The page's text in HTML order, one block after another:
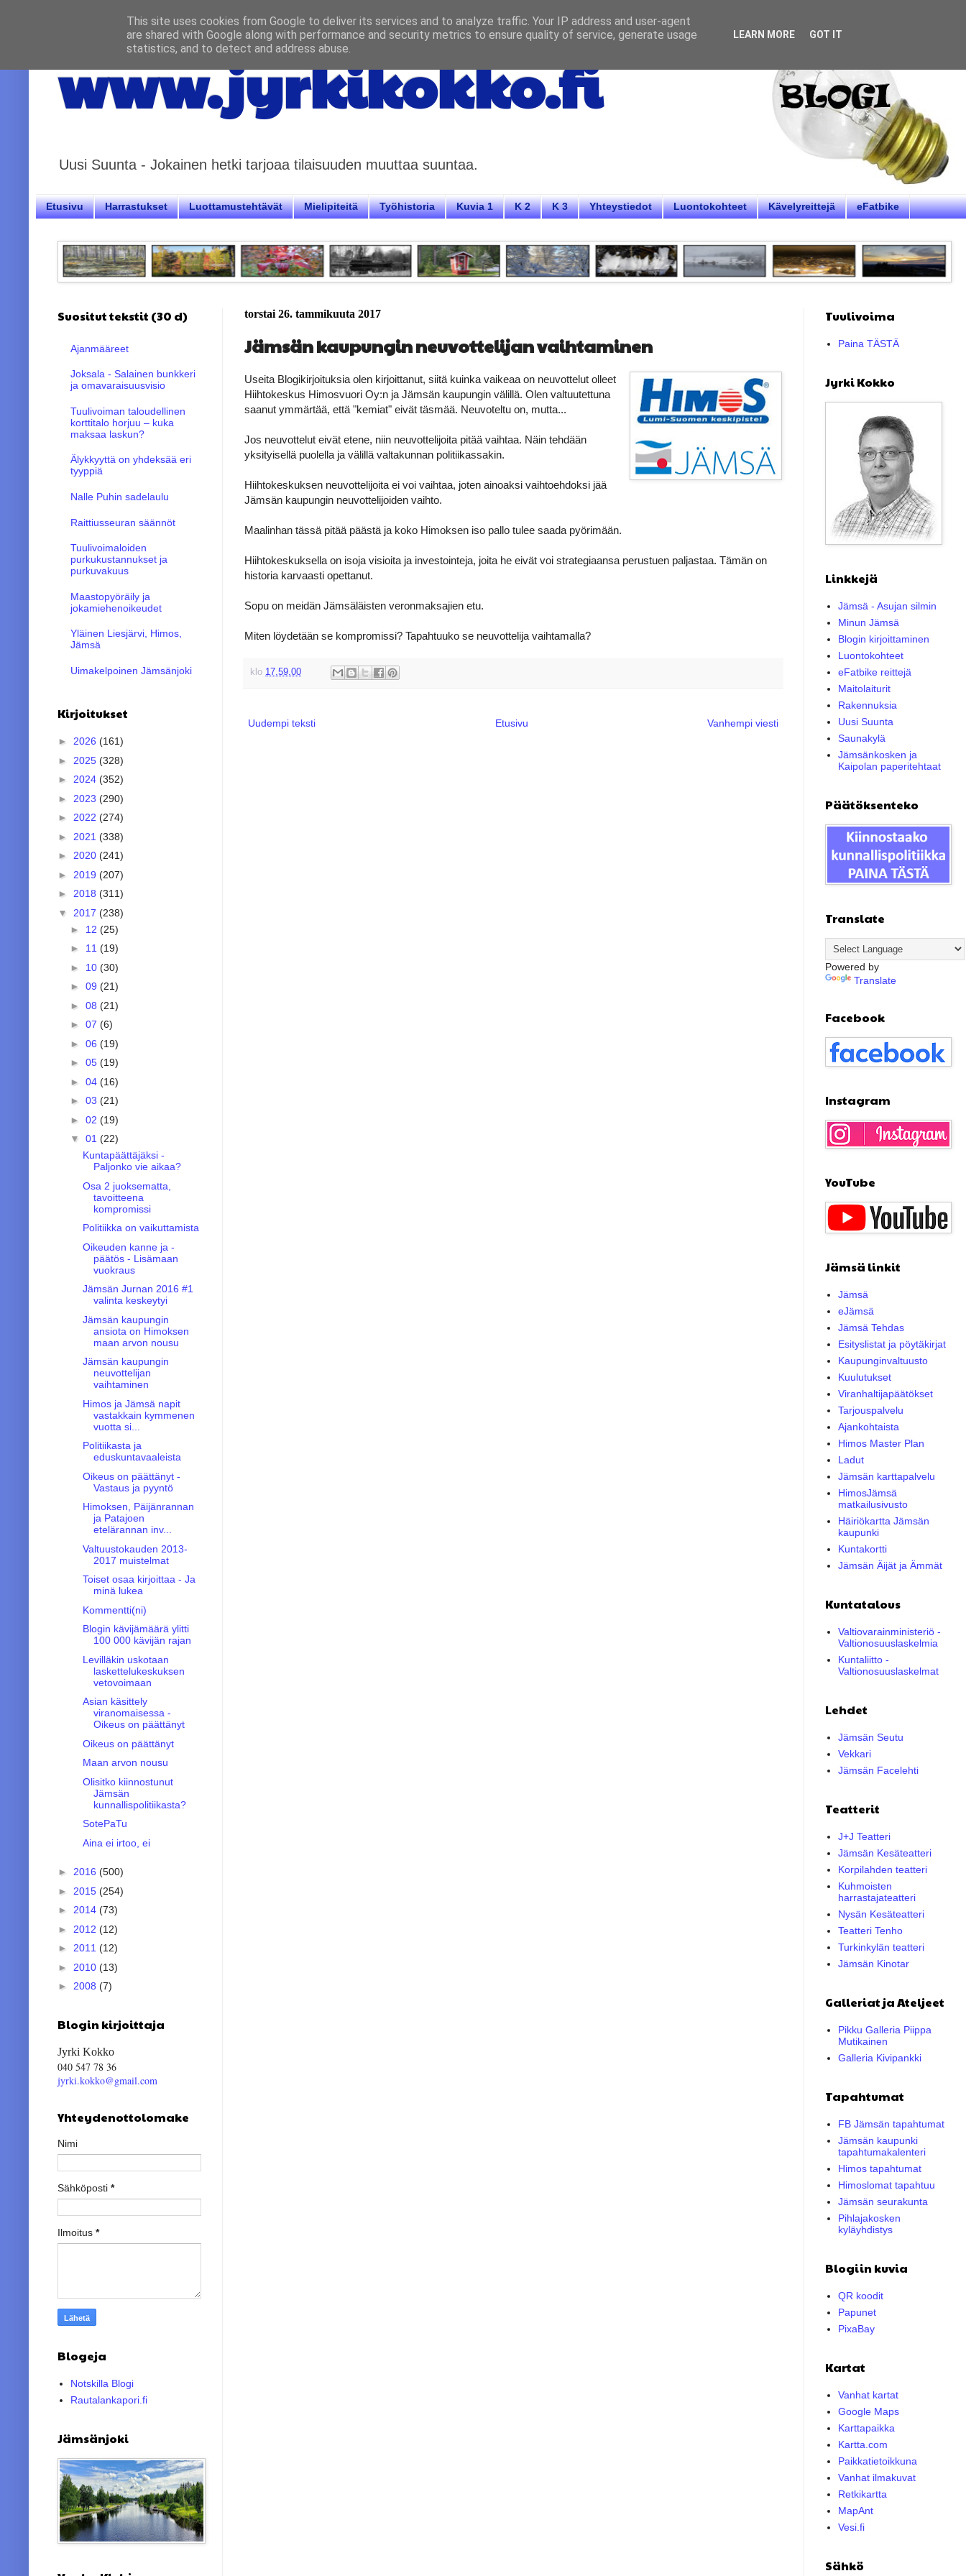
www.jyrkikokko.fi
Uusi Suunta - Jokainen hetki tarjoaa tilaisuuden muuttaa suuntaa.
Etusivu Harrastukset Luottamustehtävät Mielipiteitä Työhistoria Kuvia 1 K 2 K 3 Yhteystiedot Luontokohteet Kävelyreittejä eFatbike
torstai 26. tammikuuta 2017
Jämsän kaupungin neuvottelijan vaihtaminen
Useita Blogikirjoituksia olen kirjoittanut, siitä kuinka vaikeaa on neuvottelut olleet
Hiihtokeskus Himosvuori Oy:n ja Jämsän kaupungin välillä. Olen valtuutettuna
saanut ymmärtää, että "kemiat" eivät täsmää. Neuvoteltu on, mutta...
Jos neuvottelut eivät etene, niin neuvottelijoita pitää vaihtaa. Näin tehdään
yksityisellä puolella ja välillä valtakunnan politiikassakin.
Hiihtokeskuksen neuvottelijoita ei voi vaihtaa, joten ainoaksi vaihtoehdoksi jää
Jämsän kaupungin neuvottelijoiden vaihto.
Maalinhan tässä pitää päästä ja koko Himoksen iso pallo tulee saada pyörimään.
Hiihtokeskuksella on isoja visioita ja investointeja, joita he eivät voi strategiaansa perustuen paljastaa. Tämän on
historia karvaasti opettanut.
Sopu on meidän Jämsäläisten veronmaksajien etu.
Miten löydetään se kompromissi? Tapahtuuko se neuvottelija vaihtamalla?
klo 17.59.00
Uudempi teksti Vanhempi viesti
Etusivu
Suositut tekstit (30 d)
Ajanmääreet
Joksala - Salainen bunkkeri
ja omavaraisuusvisio
Tuulivoiman taloudellinen
korttitalo horjuu – kuka
maksaa laskun?
Älykkyyttä on yhdeksää eri
tyyppiä
Nalle Puhin sadelaulu
Raittiusseuran säännöt
Tuulivoimaloiden
purkukustannukset ja
purkuvakuus
Maastopyöräily ja
jokamiehenoikeudet
Yläinen Liesjärvi, Himos,
Jämsä
Uimakelpoinen Jämsänjoki
Kirjoitukset
► 2026 (161)
► 2025 (328)
► 2024 (352)
► 2023 (290)
► 2022 (274)
► 2021 (338)
► 2020 (241)
► 2019 (207)
► 2018 (311)
▼ 2017 (238)
► 12 (25)
► 11 (19)
► 10 (30)
► 09 (21)
► 08 (21)
► 07 (6)
► 06 (19)
► 05 (19)
► 04 (16)
► 03 (21)
► 02 (19)
▼ 01 (22)
Kuntapäättäjäksi -
Paljonko vie aikaa?
Osa 2 juoksematta,
tavoitteena
kompromissi
Politiikka on vaikuttamista
Oikeuden kanne ja -
päätös - Lisämaan
vuokraus
Jämsän Jurnan 2016 #1
valinta keskeytyi
Jämsän kaupungin
ansiota on Himoksen
maan arvon nousu
Jämsän kaupungin
neuvottelijan
vaihtaminen
Himos ja Jämsä napit
vastakkain kymmenen
vuotta si...
Politiikasta ja
eduskuntavaaleista
Oikeus on päättänyt -
Vastaus ja pyyntö
Himoksen, Päijänrannan
ja Patajoen
etelärannan inv...
Valtuustokauden 2013-
2017 muistelmat
Toiset osaa kirjoittaa - Ja
minä lukea
Kommentti(ni)
Blogin kävijämäärä ylitti
100 000 kävijän rajan
Levilläkin uskotaan
laskettelukeskuksen
vetovoimaan
Asian käsittely
viranomaisessa -
Oikeus on päättänyt
Oikeus on päättänyt
Maan arvon nousu
Olisitko kiinnostunut
Jämsän
kunnallispolitiikasta?
SotePaTu
Aina ei irtoo, ei
► 2016 (500)
► 2015 (254)
► 2014 (73)
► 2012 (12)
► 2011 (12)
► 2010 (13)
► 2008 (7)
Blogin kirjoittaja
Jyrki Kokko
040 547 78 36
jyrki.kokko@gmail.com
Yhteydenottolomake
Nimi
Sähköposti *
Ilmoitus *
Blogeja
Notskilla Blogi
Rautalankapori.fi
Jämsänjoki
Tuulivoima
Paina TÄSTÄ
Jyrki Kokko
Linkkejä
Jämsä - Asujan silmin
Minun Jämsä
Blogin kirjoittaminen
Luontokohteet
eFatbike reittejä
Maitolaiturit
Rakennuksia
Uusi Suunta
Saunakylä
Jämsänkosken ja
Kaipolan paperitehtaat
Päätöksenteko
Translate
Powered by
Translate
Facebook
Instagram
YouTube
Jämsä linkit
Jämsä
eJämsä
Jämsä Tehdas
Esityslistat ja pöytäkirjat
Kaupunginvaltuusto
Kuulutukset
Viranhaltijapäätökset
Tarjouspalvelu
Ajankohtaista
Himos Master Plan
Ladut
Jämsän karttapalvelu
HimosJämsä
matkailusivusto
Häiriökartta Jämsän
kaupunki
Kuntakortti
Jämsän Äijät ja Ämmät
Kuntatalous
Valtiovarainministeriö -
Valtionosuuslaskelmia
Kuntaliitto -
Valtionosuuslaskelmat
Lehdet
Jämsän Seutu
Vekkari
Jämsän Facelehti
Teatterit
J+J Teatteri
Jämsän Kesäteatteri
Korpilahden teatteri
Kuhmoisten
harrastajateatteri
Nysän Kesäteatteri
Teatteri Tenho
Turkinkylän teatteri
Jämsän Kinotar
Galleriat ja Ateljeet
Pikku Galleria Piippa
Mutikainen
Galleria Kivipankki
Tapahtumat
FB Jämsän tapahtumat
Jämsän kaupunki
tapahtumakalenteri
Himos tapahtumat
Himoslomat tapahtuu
Jämsän seurakunta
Pihlajakosken
kyläyhdistys
Blogiin kuvia
QR koodit
Papunet
PixaBay
Kartat
Vanhat kartat
Google Maps
Karttapaikka
Kartta.com
Paikkatietoikkuna
Vanhat ilmakuvat
Retkikartta
MapAnt
Vesi.fi
Sähkö
This site uses cookies from Google to deliver its services and to analyze traffic. Your IP address and user-agent
are shared with Google along with performance and security metrics to ensure quality of service, generate usage
statistics, and to detect and address abuse.
LEARN MORE GOT IT